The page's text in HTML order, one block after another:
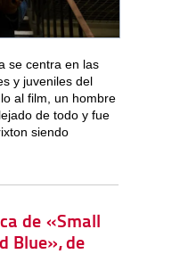
se centra en las
y juveniles del
al film, un hombre
de todo y fue
siendo
de «Small
Blue», de